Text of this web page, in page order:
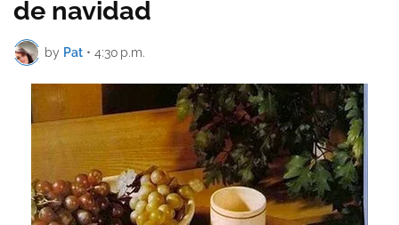
de navidad
by Pat • 4:30 p.m.